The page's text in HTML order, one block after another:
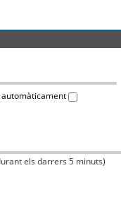
automàticament
els darrers 5 minuts)